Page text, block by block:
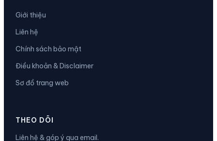
Giới thiệu
Liên hệ
Chính sách bảo mật
Điều khoản & Disclaimer
Sơ đồ trang web
THEO DÕI
Liên hệ & góp ý qua email.